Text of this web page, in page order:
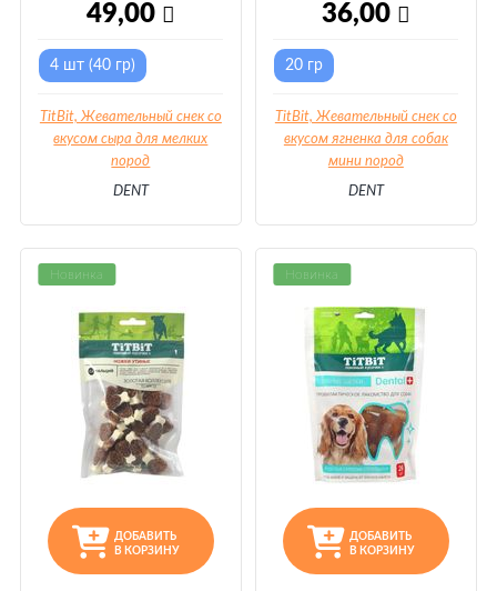
49,00
4 шт (40 гр)
TitBit, Жевательный снек со
вкусом сыра для мелких
пород
DENT
36,00
20 гр
TitBit, Жевательный снек со
вкусом ягненка для собак
мини пород
DENT
Новинка
ДОБАВИТЬ
В КОРЗИНУ
Новинка
ДОБАВИТЬ
В КОРЗИНУ